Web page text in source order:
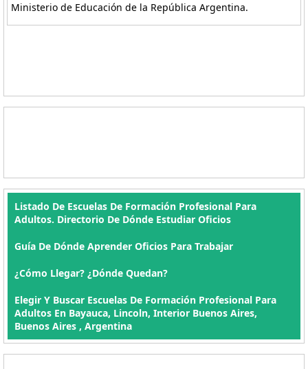
Ministerio de Educación de la República Argentina.
Listado De Escuelas De Formación Profesional Para
Adultos. Directorio De Dónde Estudiar Oficios
Guía De Dónde Aprender Oficios Para Trabajar
¿Cómo Llegar? ¿Dónde Quedan?
Elegir Y Buscar Escuelas De Formación Profesional Para
Adultos En Bayauca, Lincoln, Interior Buenos Aires,
Buenos Aires , Argentina